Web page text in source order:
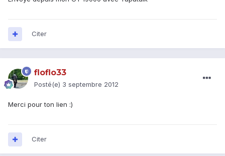
Citer
floflo33
Posté(e) 3 septembre 2012
Merci pour ton lien :)
Citer